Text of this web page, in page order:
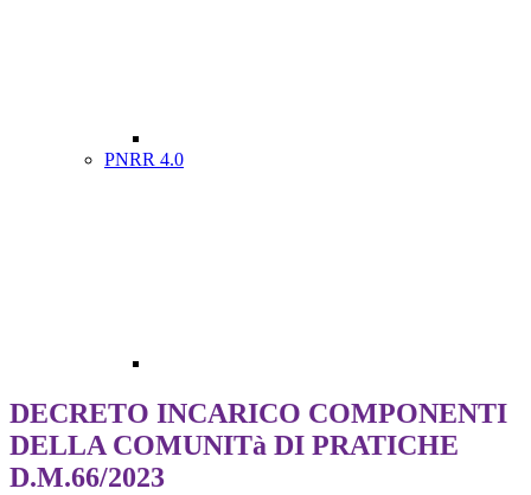
PNRR 4.0
DECRETO INCARICO COMPONENTI
DELLA COMUNITà DI PRATICHE
D.M.66/2023